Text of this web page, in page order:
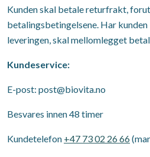
Kunden skal betale returfrakt,
betalingsbetingelsene. Har
leveringen, skal mellomlegget
Kundeservice:
E-post: post@biovita.no
Besvares innen 48 timer
Kundetelefon +47 73 02 26 66